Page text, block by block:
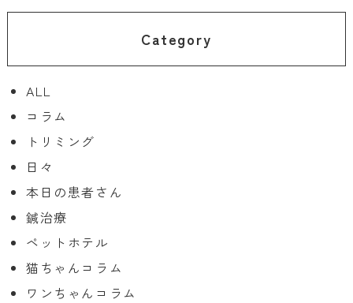
Category
ALL
コラム
トリミング
日々
本日の患者さん
鍼治療
ペットホテル
猫ちゃんコラム
ワンちゃんコラム